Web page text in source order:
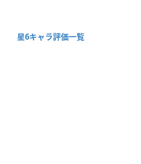
星6キャラ評価一覧